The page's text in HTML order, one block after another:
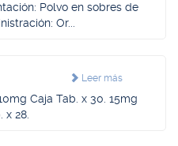
Polvo en sobres de
Or...
Leer más
Caja Tab. x 30. 15mg
x 28.